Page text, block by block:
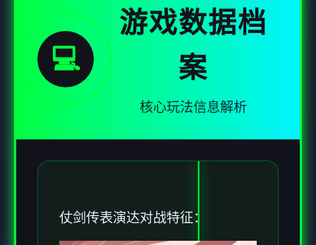
💻
游戏数据档
案
核心玩法信息解析
仗剑传表演达对战特征：